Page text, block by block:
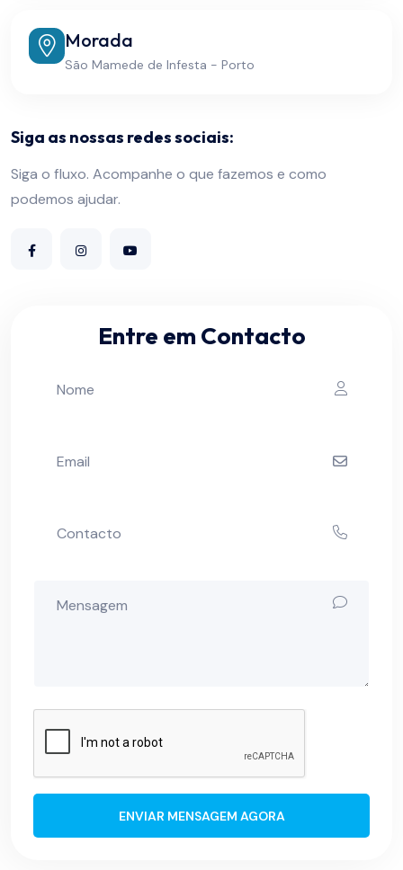
Morada
São Mamede de Infesta - Porto
Siga as nossas redes sociais:
Siga o fluxo. Acompanhe o que fazemos e como
podemos ajudar.
Entre em Contacto
ENVIAR MENSAGEM AGORA